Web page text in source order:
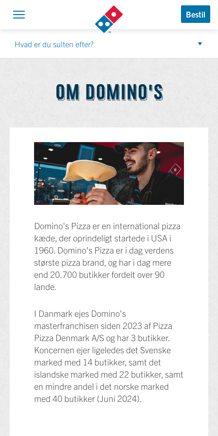
Bestil
Hvad er du sulten efter?
OM DOMINO'S
OM DOMINO'S
Domino's Pizza er en international pizza
kæde, der oprindeligt startede i USA i
1960. Domino's Pizza er i dag verdens
største pizza brand, og har i dag mere
end 20.700 butikker fordelt over 90
lande.
I Danmark ejes Domino's
masterfranchisen siden 2023 af Pizza
Pizza Denmark A/S og har 3 butikker.
Koncernen ejer ligeledes det Svenske
marked med 14 butikker, samt det
islandske marked med 22 butikker, samt
en mindre andel i det norske marked
med 40 butikker (Juni 2024).